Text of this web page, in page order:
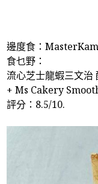
邊度食：
食乜野：
流心芝士龍蝦三文治
+ Ms Cakery
評分：8.5/10.